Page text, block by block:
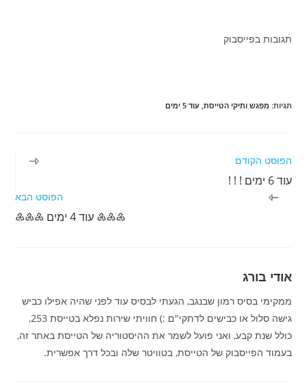
תגובות בפייסבוק
תגיות: מפגש ותיקי הטייסת, עוד 5 ימים
לקרוא
נוספים
הפוסט הקודם
עוד 6 ימים ! ! !
הפוסט הבא
♶♶♶ עוד 4 ימים ♶♶♶
אודי בורג
ממקימי בסיס רמון שבנגב, הגעתי לבסיס עוד לפני שהיה אפילו כביש
גישה סלול או כבישים לדתקי"ם :) חוויתי שירות נפלא בטייסת 253,
כולל שנת קבע, ואני פועל לשמר את ההיסטוריה של הטייסת באתר זה,
בעמוד הפייסבוק של הטייסת, בטוויטר שלה ובכל דרך אפשרית.